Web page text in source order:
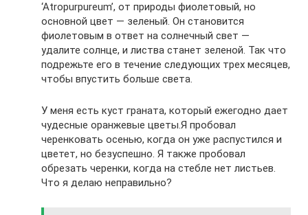
‘Atropurpureum’, от природы фиолетовый, но
основной цвет — зеленый. Он становится
фиолетовым в ответ на солнечный свет —
удалите солнце, и листва станет зеленой. Так что
подрежьте его в течение следующих трех месяцев,
чтобы впустить больше света.
У меня есть куст граната, который ежегодно дает
чудесные оранжевые цветы.Я пробовал
черенковать осенью, когда он уже распустился и
цветет, но безуспешно. Я также пробовал
обрезать черенки, когда на стебле нет листьев.
Что я делаю неправильно?